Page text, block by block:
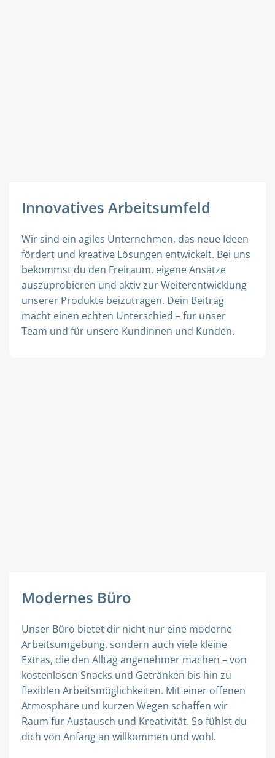
Innovatives Arbeitsumfeld
Wir sind ein agiles Unternehmen, das neue Ideen
fördert und kreative Lösungen entwickelt. Bei uns
bekommst du den Freiraum, eigene Ansätze
auszuprobieren und aktiv zur Weiterentwicklung
unserer Produkte beizutragen. Dein Beitrag
macht einen echten Unterschied – für unser
Team und für unsere Kundinnen und Kunden.
Modernes Büro
Unser Büro bietet dir nicht nur eine moderne
Arbeitsumgebung, sondern auch viele kleine
Extras, die den Alltag angenehmer machen – von
kostenlosen Snacks und Getränken bis hin zu
flexiblen Arbeitsmöglichkeiten. Mit einer offenen
Atmosphäre und kurzen Wegen schaffen wir
Raum für Austausch und Kreativität. So fühlst du
dich von Anfang an willkommen und wohl.